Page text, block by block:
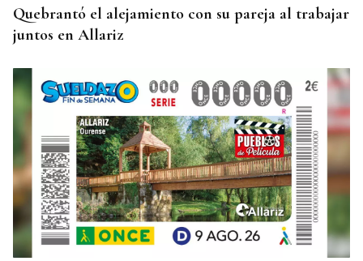
Quebrantó el alejamiento con su pareja al trabajar
juntos en Allariz